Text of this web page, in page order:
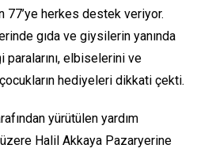
77’ye herkes destek veriyor.
gıda ve giysilerin yanında
elbiselerini ve
hediyeleri dikkati çekti.
yürütülen yardım
Halil Akkaya Pazaryerine